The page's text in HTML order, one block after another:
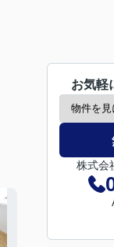
お気軽
株式会